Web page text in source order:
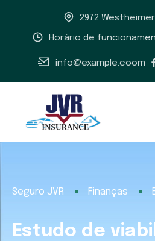
2972 Westheimer
Horário de
info@example.coom
Seguro JVR Finanças
Estudo de